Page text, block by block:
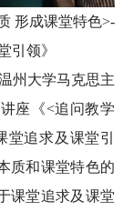
形成课堂特色>-
引领》
州大学马克思主
座《<追问教学
追求及课堂引
质和课堂特色的
课堂追求及课堂